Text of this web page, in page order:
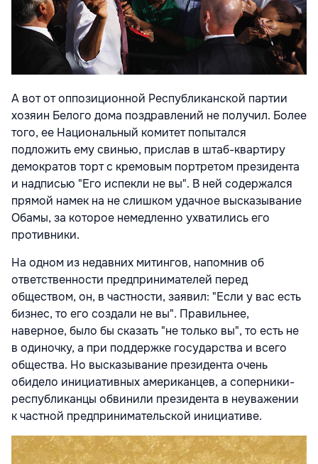
А вот от оппозиционной Республиканской партии
хозяин Белого дома поздравлений не получил. Более
того, ее Национальный комитет попытался
подложить ему свинью, прислав в штаб-квартиру
демократов торт с кремовым портретом президента
и надписью "Его испекли не вы". В ней содержался
прямой намек на не слишком удачное высказывание
Обамы, за которое немедленно ухватились его
противники.
На одном из недавних митингов, напомнив об
ответственности предпринимателей перед
обществом, он, в частности, заявил: "Если у вас есть
бизнес, то его создали не вы". Правильнее,
наверное, было бы сказать "не только вы", то есть не
в одиночку, а при поддержке государства и всего
общества. Но высказывание президента очень
обидело инициативных американцев, а соперники-
республиканцы обвинили президента в неуважении
к частной предпринимательской инициативе.